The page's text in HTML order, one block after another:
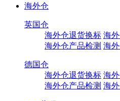
海外仓
英国仓
海外仓退货换标 海
海外仓产品检测 海
德国仓
海外仓退货换标 海
海外仓产品检测 海